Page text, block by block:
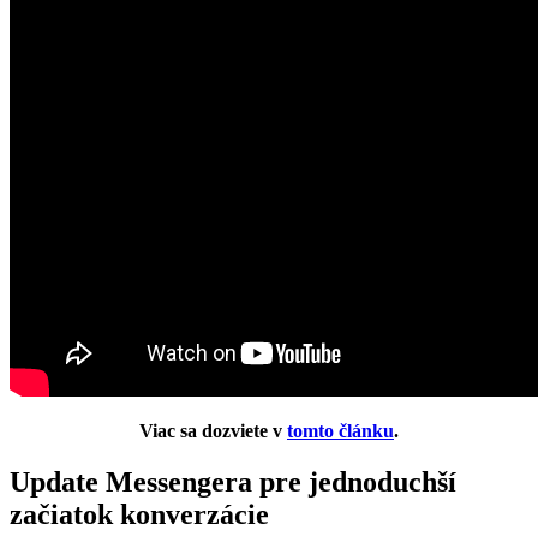
Viac sa dozviete v tomto článku.
Update Messengera pre jednoduchší
začiatok konverzácie